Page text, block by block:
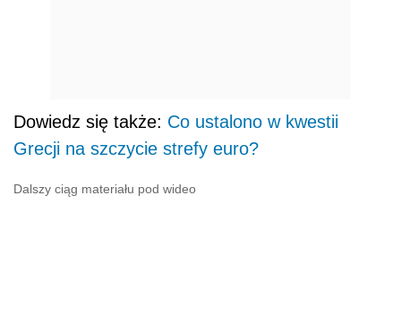
Dowiedz się także: Co ustalono w kwestii
Grecji na szczycie strefy euro?
Dalszy ciąg materiału pod wideo